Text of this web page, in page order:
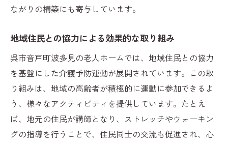
ながりの構築にも寄与しています。
地域住民との協力による効果的な取り組み
呉市音戸町波多見の老人ホームでは、地域住民との協力
を基盤にした介護予防運動が展開されています。この取
り組みは、地域の高齢者が積極的に運動に参加できるよ
う、様々なアクティビティを提供しています。たとえ
ば、地元の住民が講師となり、ストレッチやウォーキン
グの指導を行うことで、住民同士の交流も促進され、心